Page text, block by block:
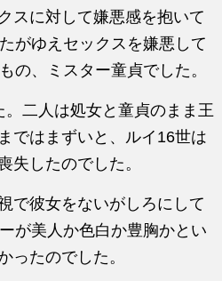
スに対して嫌悪感を抱いて
がゆえセックスを嫌悪して
の、ミスター童貞でした。
二人は処女と童貞のまま王
ではまずいと、ルイ16世は
失したのでした。
で彼女をないがしろにして
が美人か色白か豊胸かとい
ったのでした。